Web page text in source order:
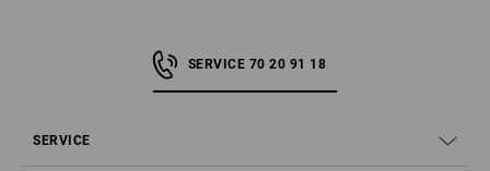
SERVICE 70 20 91 18
SERVICE